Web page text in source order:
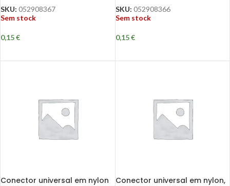
SKU: 052908367
Sem stock
0,15€
SKU: 052908366
Sem stock
0,15€
Conector universal em nylon
Conector universal em nylon,